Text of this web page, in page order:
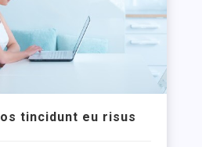
tincidunt eu risus